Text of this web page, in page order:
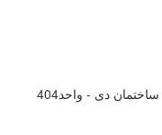
دی - واحد404